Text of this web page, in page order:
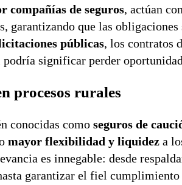
compañías de seguros, actúan
garantizando que las
públicas, los contratos
significar perder
procesos rurales
conocidas como seguros de
mayor flexibilidad y liquidez a
es innegable: desde
garantizar el fiel